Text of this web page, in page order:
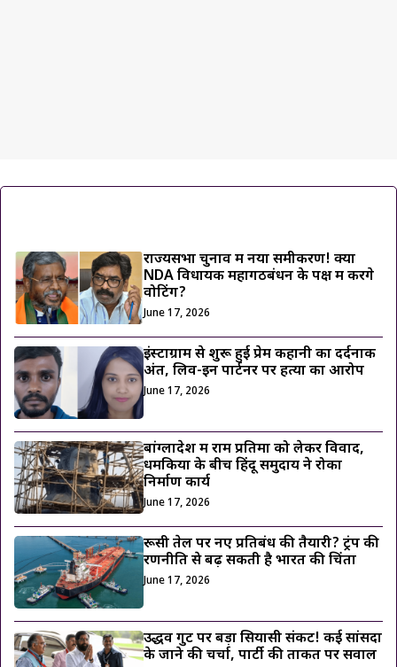
राज्यसभा चुनाव में नया समीकरण! क्या
NDA विधायक महागठबंधन के पक्ष में करेंगे
वोटिंग?
June 17, 2026
इंस्टाग्राम से शुरू हुई प्रेम कहानी का दर्दनाक
अंत, लिव-इन पार्टनर पर हत्या का आरोप
June 17, 2026
बांग्लादेश में राम प्रतिमा को लेकर विवाद,
धमकियों के बीच हिंदू समुदाय ने रोका
निर्माण कार्य
June 17, 2026
रूसी तेल पर नए प्रतिबंध की तैयारी? ट्रंप की
रणनीति से बढ़ सकती है भारत की चिंता
June 17, 2026
उद्धव गुट पर बड़ा सियासी संकट! कई सांसदों
के जाने की चर्चा, पार्टी की ताकत पर सवाल